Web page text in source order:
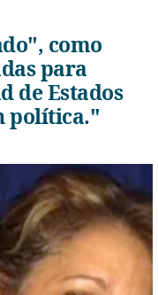
para
de Estados
política."